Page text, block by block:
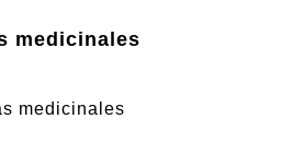
medicinales
medicinales